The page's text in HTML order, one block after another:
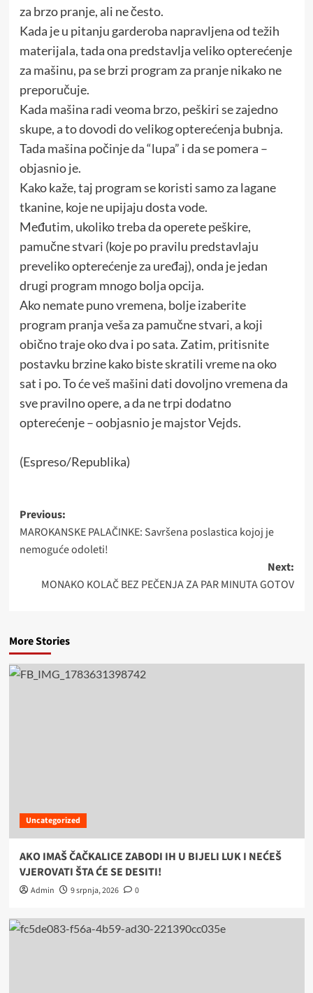
za brzo pranje, ali ne često.
Kada je u pitanju garderoba napravljena od težih
materijala, tada ona predstavlja veliko opterećenje
za mašinu, pa se brzi program za pranje nikako ne
preporučuje.
Kada mašina radi veoma brzo, peškiri se zajedno
skupe, a to dovodi do velikog opterećenja bubnja.
Tada mašina počinje da “lupa” i da se pomera –
objasnio je.
Kako kaže, taj program se koristi samo za lagane
tkanine, koje ne upijaju dosta vode.
Međutim, ukoliko treba da operete peškire,
pamučne stvari (koje po pravilu predstavlaju
preveliko opterećenje za uređaj), onda je jedan
drugi program mnogo bolja opcija.
Ako nemate puno vremena, bolje izaberite
program pranja veša za pamučne stvari, a koji
obično traje oko dva i po sata. Zatim, pritisnite
postavku brzine kako biste skratili vreme na oko
sat i po. To će veš mašini dati dovoljno vremena da
sve pravilno opere, a da ne trpi dodatno
opterećenje – oobjasnio je majstor Vejds.
(Espreso/Republika)
Post
navigation
Previous:
MAROKANSKE PALAČINKE: Savršena poslastica kojoj je
nemoguće odoleti!
Next:
MONAKO KOLAČ BEZ PEČENJA ZA PAR MINUTA GOTOV
More Stories
Uncategorized
AKO IMAŠ ČAČKALICE ZABODI IH U BIJELI LUK I NEĆEŠ
VJEROVATI ŠTA ĆE SE DESITI!
Admin 9 srpnja, 2026 0